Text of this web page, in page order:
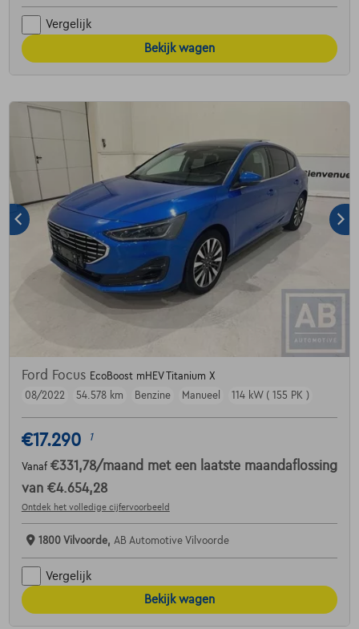
Vergelijk
Bekijk wagen
Ford Focus EcoBoost mHEV Titanium X
08/2022
54.578 km Benzine Manueel 114 kW ( 155 PK )
€17.290 1
Vanaf €331,78/maand met een laatste maandaflossing
van €4.654,28
Ontdek het volledige cijfervoorbeeld
1800 Vilvoorde, AB Automotive Vilvoorde
Vergelijk
Bekijk wagen